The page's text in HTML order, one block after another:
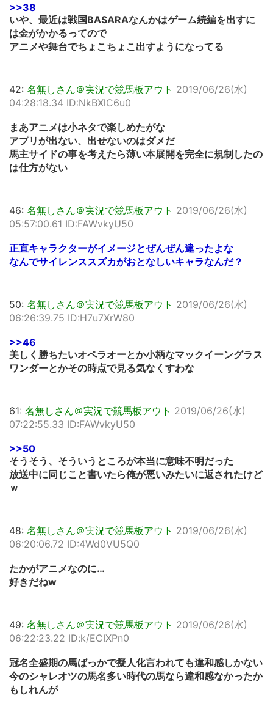
>>38
いや、最近は戦国BASARAなんかはゲーム続編を出すに
は金がかかるってので
アニメや舞台でちょこちょこ出すようになってる
42: 名無しさん＠実況で競馬板アウト 2019/06/26(水)
04:28:18.34 ID:NkBXlC6u0
まあアニメは小ネタで楽しめたがな
アプリが出ない、出せないのはダメだ
馬主サイドの事を考えたら薄い本展開を完全に規制したの
は仕方がない
46: 名無しさん＠実況で競馬板アウト 2019/06/26(水)
05:57:00.61 ID:FAWvkyU50
正直キャラクターがイメージとぜんぜん違ったよな
なんでサイレンススズカがおとなしいキャラなんだ？
50: 名無しさん＠実況で競馬板アウト 2019/06/26(水)
06:26:39.75 ID:H7u7XrW80
>>46
美しく勝ちたいオペラオーとか小柄なマックイーングラス
ワンダーとかその時点で見る気なくすわな
61: 名無しさん＠実況で競馬板アウト 2019/06/26(水)
07:22:55.33 ID:FAWvkyU50
>>50
そうそう、そういうところが本当に意味不明だった
放送中に同じこと書いたら俺が悪いみたいに返されたけど
ｗ
48: 名無しさん＠実況で競馬板アウト 2019/06/26(水)
06:20:06.72 ID:4Wd0VU5Q0
たかがアニメなのに…
好きだねw
49: 名無しさん＠実況で競馬板アウト 2019/06/26(水)
06:22:23.22 ID:k/ECIXPn0
冠名全盛期の馬ばっかで擬人化言われても違和感しかない
今のシャレオツの馬名多い時代の馬なら違和感なかったか
もしれんが